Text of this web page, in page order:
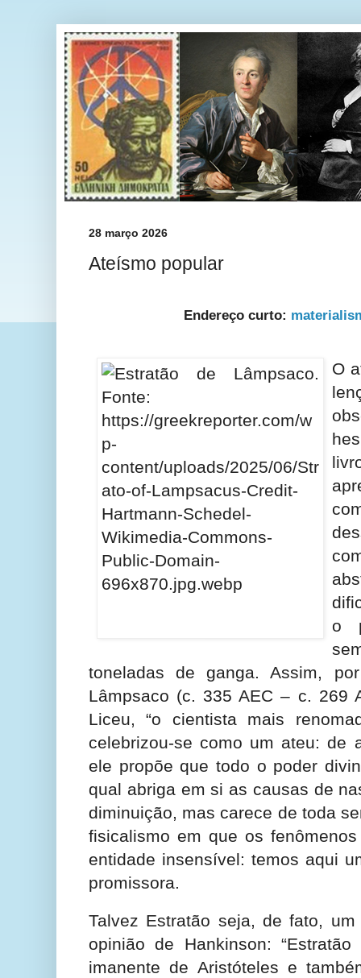
28 março 2026
Ateísmo popular
Endereço curto:
O
o
toneladas de ganga. Assim,
Lâmpsaco (c. 335 AEC – c. 269
Liceu, “o cientista mais
celebrizou-se como um ateu: de
ele propõe que todo o poder
qual abriga em si as causas de
diminuição, mas carece de toda
fisicalismo em que os
entidade insensível: temos aqui
promissora.
Talvez Estratão seja, de fato,
opinião de Hankinson:
imanente de Aristóteles e